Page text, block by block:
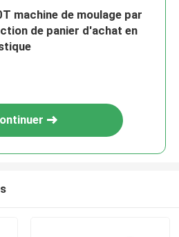
machine de moulage par
de panier d'achat en